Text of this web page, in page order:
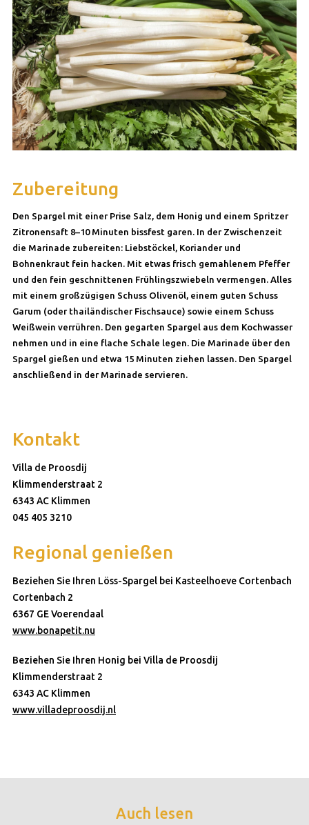
Zubereitung
Den Spargel mit einer Prise Salz, dem Honig und einem Spritzer
Zitronensaft 8–10 Minuten bissfest garen. In der Zwischenzeit
die Marinade zubereiten: Liebstöckel, Koriander und
Bohnenkraut fein hacken. Mit etwas frisch gemahlenem Pfeffer
und den fein geschnittenen Frühlingszwiebeln vermengen. Alles
mit einem großzügigen Schuss Olivenöl, einem guten Schuss
Garum (oder thailändischer Fischsauce) sowie einem Schuss
Weißwein verrühren. Den gegarten Spargel aus dem Kochwasser
nehmen und in eine flache Schale legen. Die Marinade über den
Spargel gießen und etwa 15 Minuten ziehen lassen. Den Spargel
anschließend in der Marinade servieren.
Kontakt
Villa de Proosdij
Klimmenderstraat 2
6343 AC Klimmen
045 405 3210
Regional genießen
Beziehen Sie Ihren Löss-Spargel bei Kasteelhoeve Cortenbach
Cortenbach 2
6367 GE Voerendaal
www.bonapetit.nu
Beziehen Sie Ihren Honig bei Villa de Proosdij
Klimmenderstraat 2
6343 AC Klimmen
www.villadeproosdij.nl
Auch lesen